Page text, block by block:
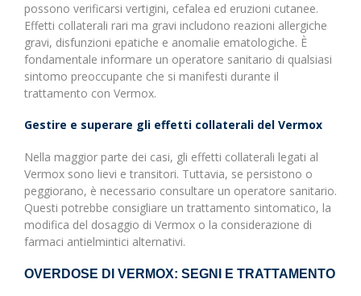
possono verificarsi vertigini, cefalea ed eruzioni cutanee.
Effetti collaterali rari ma gravi includono reazioni allergiche
gravi, disfunzioni epatiche e anomalie ematologiche. È
fondamentale informare un operatore sanitario di qualsiasi
sintomo preoccupante che si manifesti durante il
trattamento con Vermox.
Gestire e superare gli effetti collaterali del Vermox
Nella maggior parte dei casi, gli effetti collaterali legati al
Vermox sono lievi e transitori. Tuttavia, se persistono o
peggiorano, è necessario consultare un operatore sanitario.
Questi potrebbe consigliare un trattamento sintomatico, la
modifica del dosaggio di Vermox o la considerazione di
farmaci antielmintici alternativi.
OVERDOSE DI VERMOX: SEGNI E TRATTAMENTO